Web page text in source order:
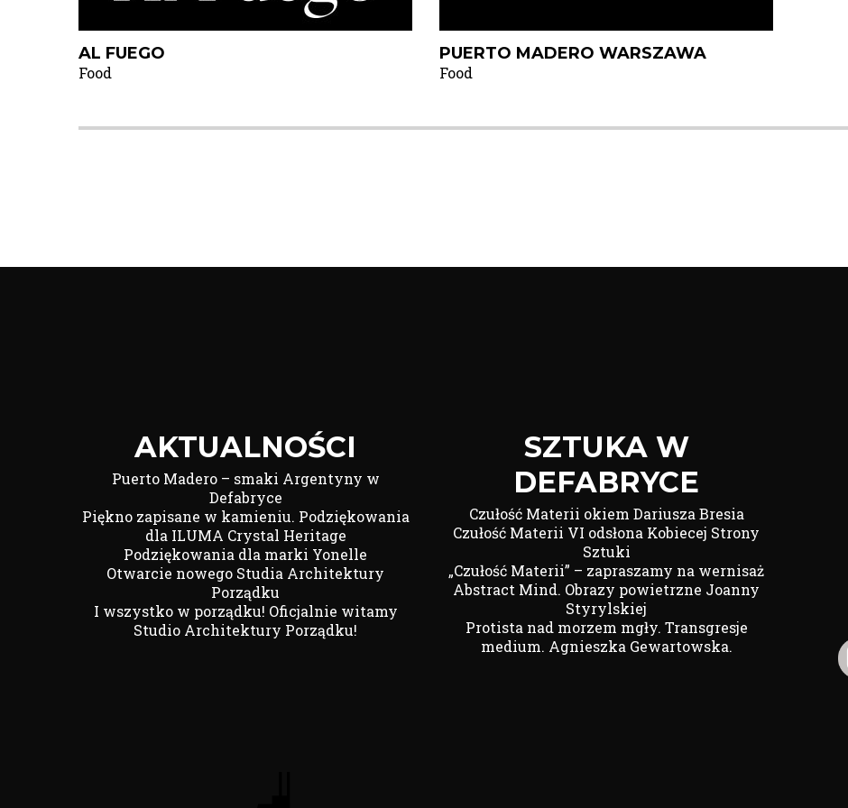
AL FUEGO
Food
PUERTO MADERO WARSZAWA
Food
AKTUALNOŚCI
Puerto Madero – smaki Argentyny w
Defabryce
Piękno zapisane w kamieniu. Podziękowania
dla ILUMA Crystal Heritage
Podziękowania dla marki Yonelle
Otwarcie nowego Studia Architektury
Porządku
I wszystko w porządku! Oficjalnie witamy
Studio Architektury Porządku!
SZTUKA W
DEFABRYCE
Czułość Materii okiem Dariusza Bresia
Czułość Materii VI odsłona Kobiecej Strony
Sztuki
„Czułość Materii” – zapraszamy na wernisaż
Abstract Mind. Obrazy powietrzne Joanny
Styrylskiej
Protista nad morzem mgły. Transgresje
medium. Agnieszka Gewartowska.